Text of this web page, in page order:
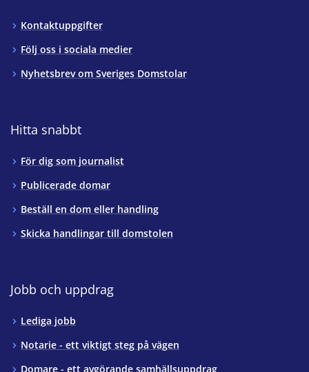
Kontaktuppgifter
Följ oss i sociala medier
Nyhetsbrev om Sveriges Domstolar
Hitta snabbt
För dig som journalist
Publicerade domar
Beställ en dom eller handling
Skicka handlingar till domstolen
Jobb och uppdrag
Lediga jobb
Notarie - ett viktigt steg på vägen
Domare - ett avgörande samhällsuppdrag